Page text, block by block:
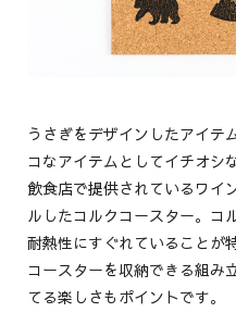
うさぎをデザインしたアイテ
コなアイテムとしてイチオシ
飲食店で提供されているワイ
ルしたコルクコースター。コ
耐熱性にすぐれていることが
コースターを収納できる組み
てる楽しさもポイントです。